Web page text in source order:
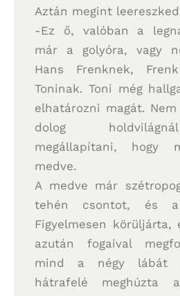
Aztán megint
-Ez ő, valóban a
már a golyóra, vagy
Hans Frenknek,
Toninak. Toni még
elhatározni magát.
dolog
megállapítani, hogy
medve.
A medve már
tehén csontot, és
Figyelmesen körüljárta,
azután fogaival
mind a négy lábát
hátrafelé